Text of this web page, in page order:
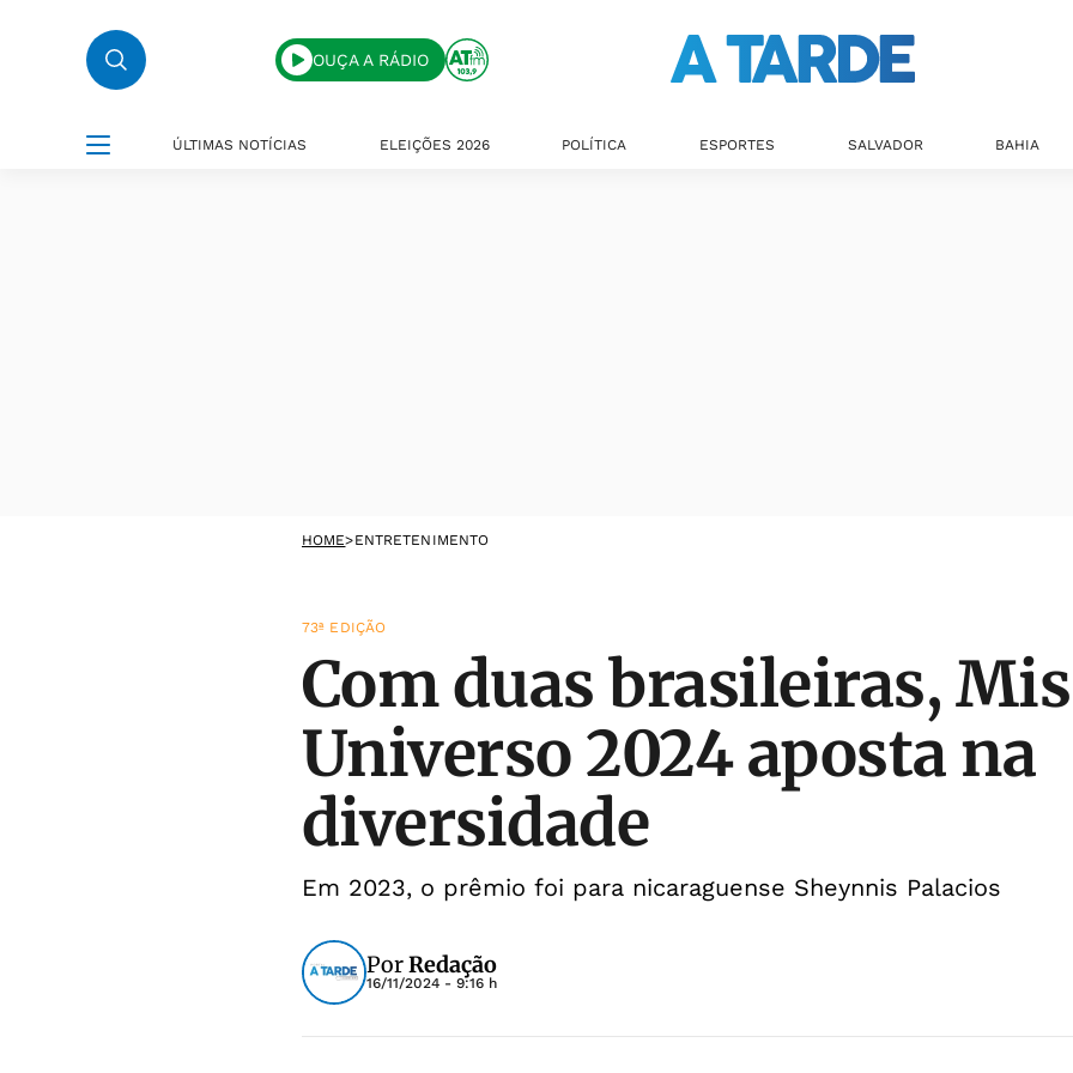
OUÇA A RÁDIO
ÚLTIMAS NOTÍCIAS ELEIÇÕES 2026 POLÍTICA ESPORTES SALVADOR BAHIA
HOME>ENTRETENIMENTO
73ª EDIÇÃO
Com duas brasileiras,
Universo 2024 aposta na
diversidade
Em 2023, o prêmio foi para nicaraguense Sheynnis Palacios
PorRedação
16/11/2024 - 9:16 h